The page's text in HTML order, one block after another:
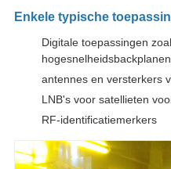
Enkele typische
Digitale toepassingen
hogesnelheidsbackplanen
antennes en versterkers
LNB's voor satellieten
RF-identificatiemerkers